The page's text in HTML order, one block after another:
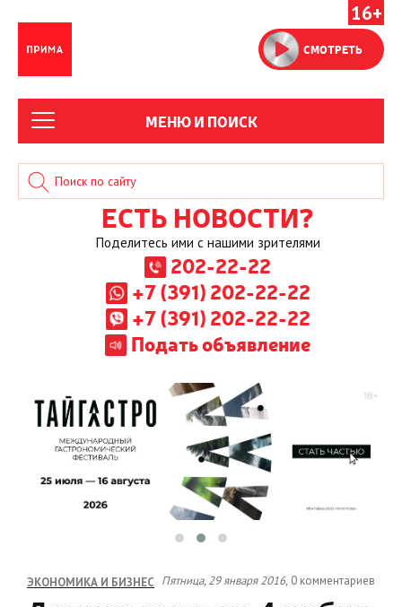
16+
СМОТРЕТЬ
МЕНЮ И ПОИСК
ЕСТЬ НОВОСТИ?
Поделитесь ими с нашими зрителями
202-22-22
+7 (391) 202-22-22
+7 (391) 202-22-22
Подать объявление
ЭКОНОМИКА И БИЗНЕС Пятница, 29 января 2016, 0 комментариев